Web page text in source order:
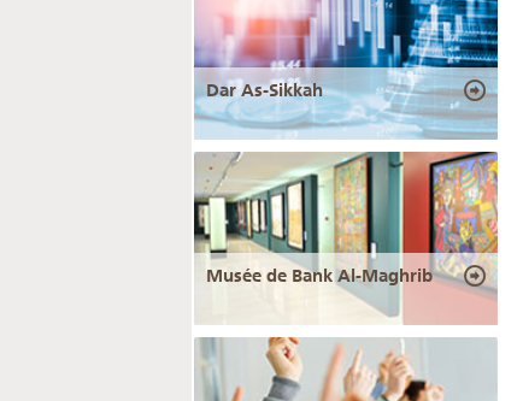
Dar As-Sikkah
Musée de Bank Al-Maghrib